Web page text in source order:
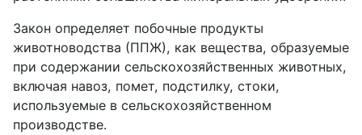
Закон определяет побочные продукты
животноводства (ППЖ), как вещества, образуемые
при содержании сельскохозяйственных животных,
включая навоз, помет, подстилку, стоки,
используемые в сельскохозяйственном
производстве.